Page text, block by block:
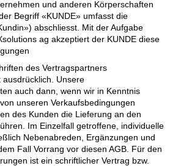
(nachfolgend
Bedingungen gelten für alle
weitere Leistungen, welche
und anderen
der Begriff «KUNDE» umfasst die
abschliesst. Mit der Aufgabe
ag akzeptiert der KUNDE
des Vertragspartners
ausdrücklich. Unsere
auch dann, wenn wir in Kenntnis
von unseren Verkaufsbedingungen